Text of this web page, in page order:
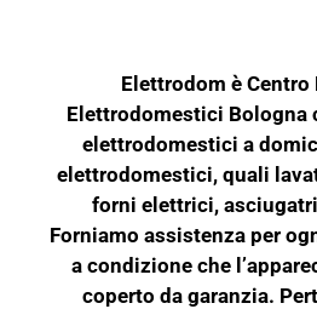
Elettrodom è Centro
Elettrodomestici Bologna
elettrodomestici a
elettrodomestici, quali
forni elettrici,
Forniamo assistenza per
a condizione che
coperto da garanzia.